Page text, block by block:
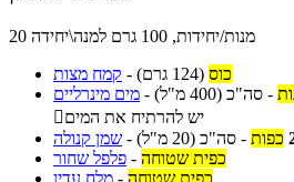
20 מנות/יחידות, 100 גרם למנה\יחידה
קמח מצות - כוס (124 גרם)
מים מינרליים - - סה"כ (400 מ"ל)
יש להרתיח את המים
שמן קנולה - כפות - סה"כ (20 מ"ל)
פלפל שחור - כפית שטוחה
מלח עדין - כפית שטוחה